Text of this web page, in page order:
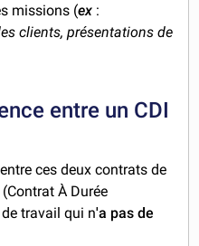
missions (ex :
clients, présentations de
entre un CDI
ces deux contrats de
(Contrat À Durée
travail qui n'a pas de